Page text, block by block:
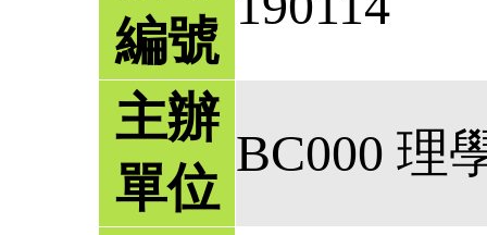
編號
主辦
單位
BC000 理